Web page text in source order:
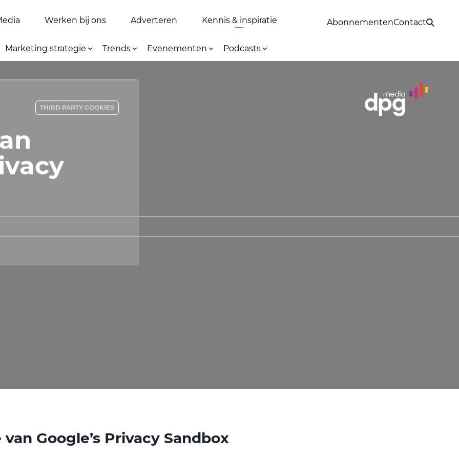
Werken bij ons Adverteren Kennis & inspiratie AbonnementenContact
Marketing strategie Trends Evenementen Podcasts
THIRD PARTY COOKIES
Google’s Privacy Sandbox